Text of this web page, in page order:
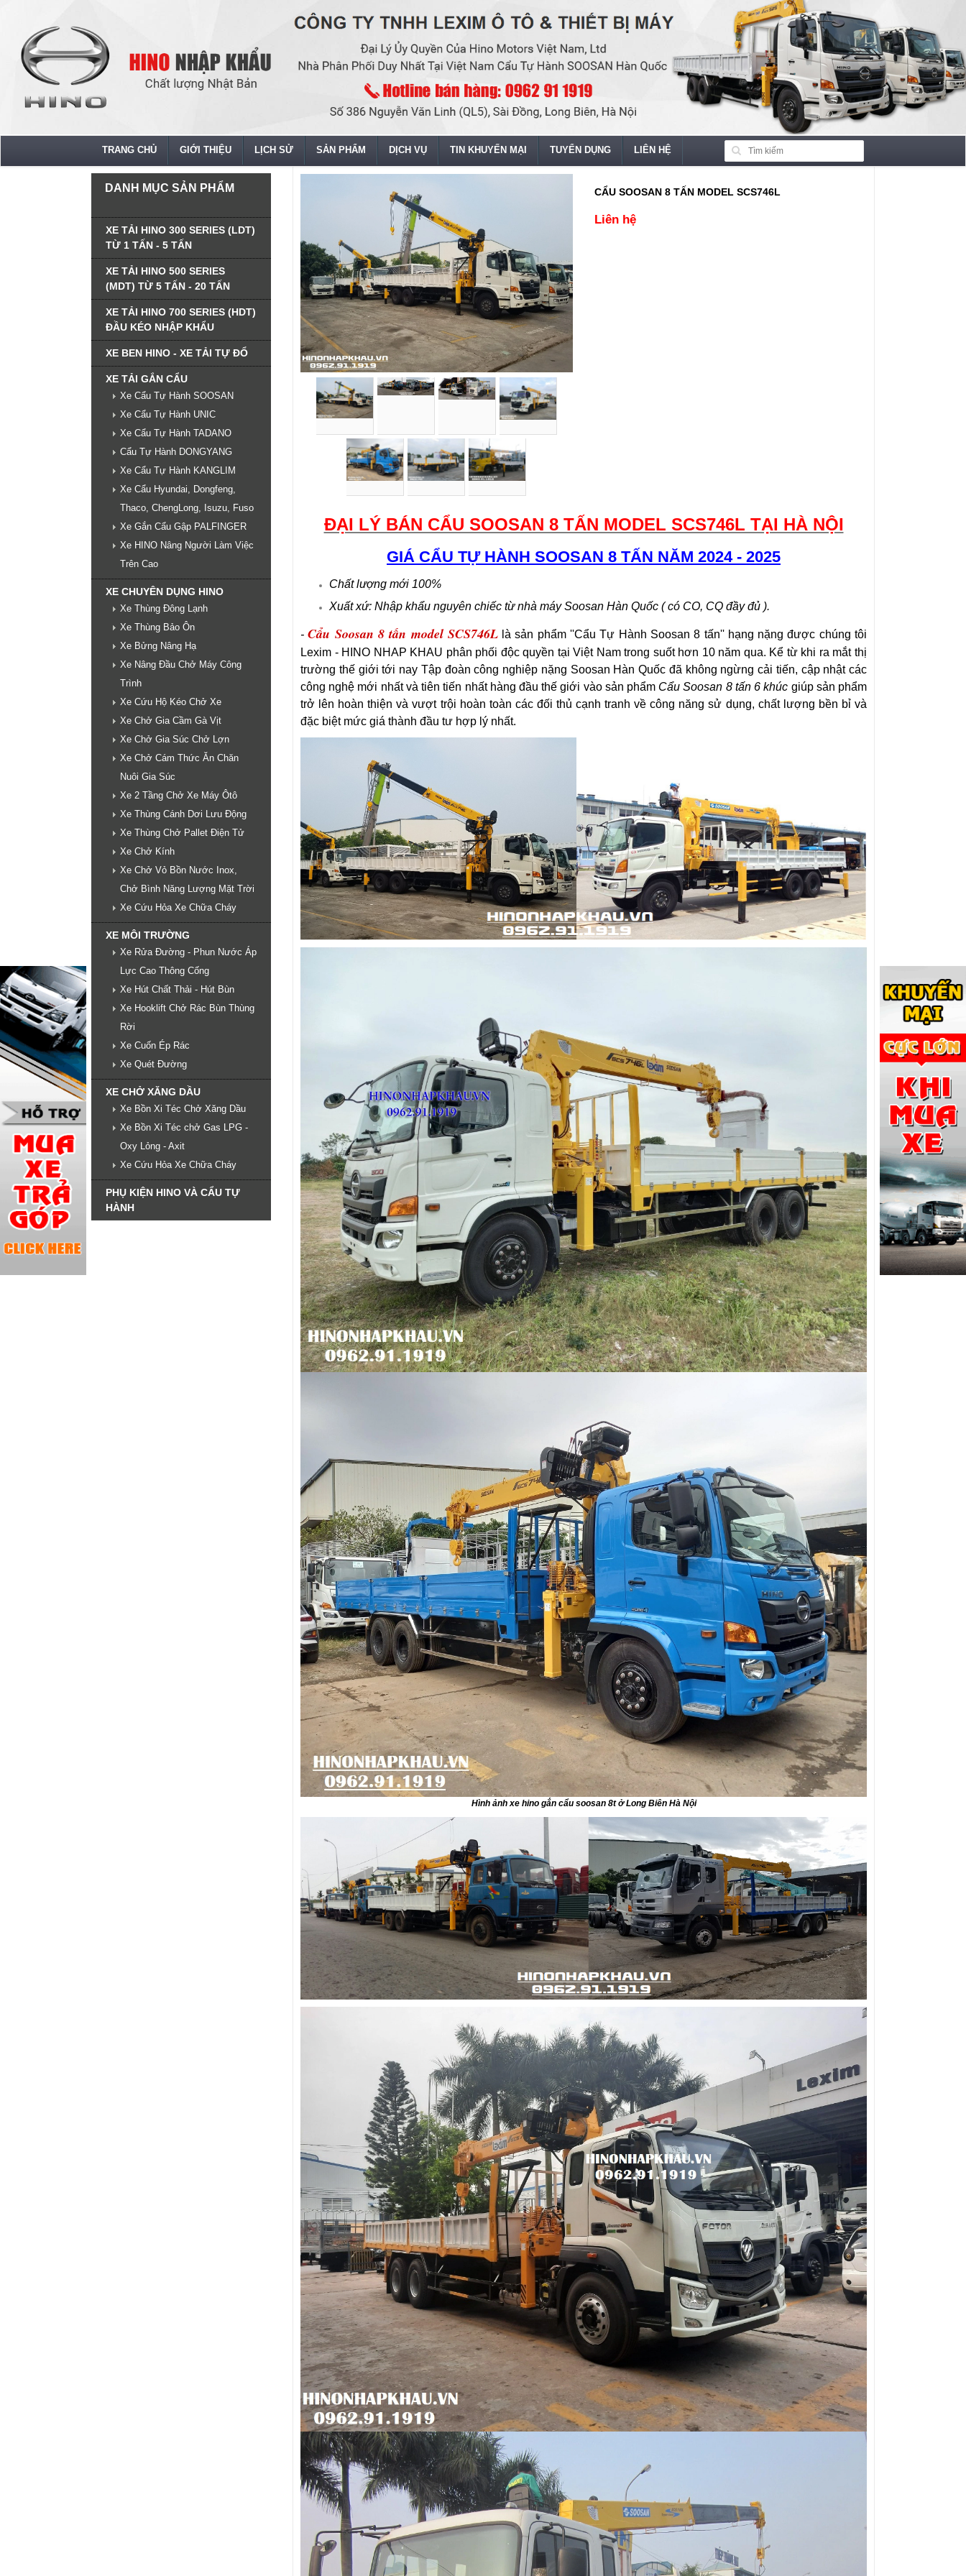
TRANG CHỦ GIỚI THIỆU LỊCH SỬ SẢN PHẨM DỊCH VỤ TIN KHUYẾN MẠI TUYỂN DỤNG LIÊN HỆ
DANH MỤC SẢN PHẨM
XE TẢI HINO 300 SERIES (LDT)
TỪ 1 TẤN - 5 TẤN
XE TẢI HINO 500 SERIES
(MDT) TỪ 5 TẤN - 20 TẤN
XE TẢI HINO 700 SERIES (HDT)
ĐẦU KÉO NHẬP KHẨU
XE BEN HINO - XE TẢI TỰ ĐỔ
XE TẢI GẮN CẨU
Xe Cẩu Tự Hành SOOSAN
Xe Cẩu Tự Hành UNIC
Xe Cẩu Tự Hành TADANO
Cẩu Tự Hành DONGYANG
Xe Cẩu Tự Hành KANGLIM
Xe Cẩu Hyundai, Dongfeng,
Thaco, ChengLong, Isuzu, Fuso
Xe Gắn Cẩu Gập PALFINGER
Xe HINO Nâng Người Làm Việc
Trên Cao
XE CHUYÊN DỤNG HINO
Xe Thùng Đông Lạnh
Xe Thùng Bảo Ôn
Xe Bửng Nâng Hạ
Xe Nâng Đầu Chở Máy Công
Trình
Xe Cứu Hộ Kéo Chở Xe
Xe Chở Gia Cầm Gà Vịt
Xe Chở Gia Súc Chở Lợn
Xe Chở Cám Thức Ăn Chăn
Nuôi Gia Súc
Xe 2 Tầng Chở Xe Máy Ôtô
Xe Thùng Cánh Dơi Lưu Động
Xe Thùng Chở Pallet Điện Tử
Xe Chở Kính
Xe Chở Vỏ Bồn Nước Inox,
Chở Bình Năng Lượng Mặt Trời
Xe Cứu Hỏa Xe Chữa Cháy
XE MÔI TRƯỜNG
Xe Rửa Đường - Phun Nước Áp
Lực Cao Thông Cống
Xe Hút Chất Thải - Hút Bùn
Xe Hooklift Chở Rác Bùn Thùng
Rời
Xe Cuốn Ép Rác
Xe Quét Đường
XE CHỞ XĂNG DẦU
Xe Bồn Xi Téc Chở Xăng Dầu
Xe Bồn Xi Téc chở Gas LPG -
Oxy Lỏng - Axit
Xe Cứu Hỏa Xe Chữa Cháy
PHỤ KIỆN HINO VÀ CẨU TỰ
HÀNH
CẨU SOOSAN 8 TẤN MODEL SCS746L
Liên hệ
ĐẠI LÝ BÁN CẨU SOOSAN 8 TẤN MODEL SCS746L TẠI HÀ NỘI
GIÁ CẨU TỰ HÀNH SOOSAN 8 TẤN NĂM 2024 - 2025
Chấtlượng mới 100%
Xuất xứ: Nhập khẩu nguyên chiếc từ nhà máy Soosan Hàn Quốc ( có CO, CQ đầy đủ ).
- Cẩu Soosan 8 tấn model SCS746Llà sản phẩm ''Cẩu Tự Hành Soosan 8 tấn'' hạng nặng được chúng tôi
Lexim - HINO NHAP KHAU phân phối độc quyền tại Việt Nam trong suốt hơn 10 năm qua. Kể từ khi ra mắt thị
trường thế giới tới nay Tập đoàn công nghiệp nặng Soosan Hàn Quốc đã không ngừng cải tiến, cập nhật các
công nghệ mới nhất và tiên tiến nhất hàng đầu thế giới vào sản phẩm Cẩu Soosan 8 tấn 6 khúc giúp sản phẩm
trở lên hoàn thiện và vượt trội hoàn toàn các đối thủ cạnh tranh về công năng sử dụng, chất lượng bền bỉ và
đặc biệt mức giá thành đầu tư hợp lý nhất.
Hình ảnh xe hino gắn cẩu soosan 8t ở Long Biên Hà Nội